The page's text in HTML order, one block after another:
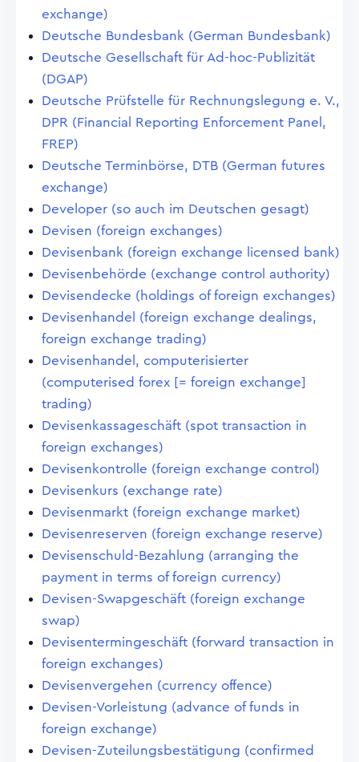
exchange)
Deutsche Bundesbank (German Bundesbank)
Deutsche Gesellschaft für Ad-hoc-Publizität
(DGAP)
Deutsche Prüfstelle für Rechnungslegung e. V.,
DPR (Financial Reporting Enforcement Panel,
FREP)
Deutsche Terminbörse, DTB (German futures
exchange)
Developer (so auch im Deutschen gesagt)
Devisen (foreign exchanges)
Devisenbank (foreign exchange licensed bank)
Devisenbehörde (exchange control authority)
Devisendecke (holdings of foreign exchanges)
Devisenhandel (foreign exchange dealings,
foreign exchange trading)
Devisenhandel, computerisierter
(computerised forex [= foreign exchange]
trading)
Devisenkassageschäft (spot transaction in
foreign exchanges)
Devisenkontrolle (foreign exchange control)
Devisenkurs (exchange rate)
Devisenmarkt (foreign exchange market)
Devisenreserven (foreign exchange reserve)
Devisenschuld-Bezahlung (arranging the
payment in terms of foreign currency)
Devisen-Swapgeschäft (foreign exchange
swap)
Devisentermingeschäft (forward transaction in
foreign exchanges)
Devisenvergehen (currency offence)
Devisen-Vorleistung (advance of funds in
foreign exchange)
Devisen-Zuteilungsbestätigung (confirmed